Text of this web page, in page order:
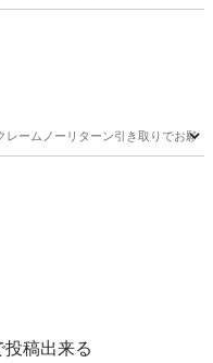
ームノーリターン引き取りでお願い
稿出来る